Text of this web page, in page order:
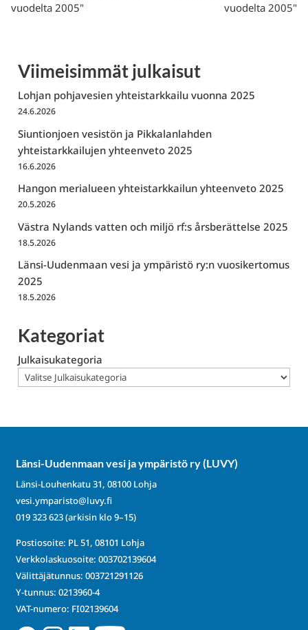
vuodelta 2005"
vuodelta 2005"
Viimeisimmät julkaisut
Lohjan pohjavesien yhteistarkkailu vuonna 2025
24.6.2026
Siuntionjoen vesistön ja Pikkalanlahden
yhteistarkkailujen yhteenveto 2025
16.6.2026
Hangon merialueen yhteistarkkailun yhteenveto 2025
20.5.2026
Västra Nylands vatten och miljö rf:s årsberättelse 2025
18.5.2026
Länsi-Uudenmaan vesi ja ympäristö ry:n vuosikertomus
2025
18.5.2026
Kategoriat
Julkaisukategoria
Länsi-Uudenmaan vesi ja ympäristö ry (LUVY)
Länsi-Louhenkatu 31, 08100 Lohja
vesi.ymparisto@luvy.fi
019 323 623(arkisin klo 9–15)
Postiosoite: PL 51, 08101 Lohja
Verkkolaskuosoite: 003702139604
Välittäjätunnus: 003721291126
Y-tunnus: 0213960-4
VAT-numero: FI02139604